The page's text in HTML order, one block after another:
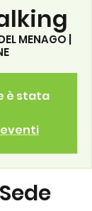
MENAGO |
è stata